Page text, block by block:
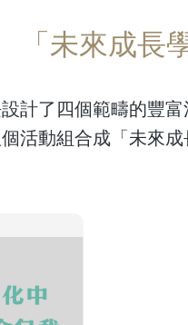
「未來成長
計了四個範疇的豐
活動組合成「未來
影響，